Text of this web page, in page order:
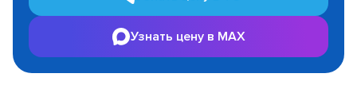
Узнать цену в MAX